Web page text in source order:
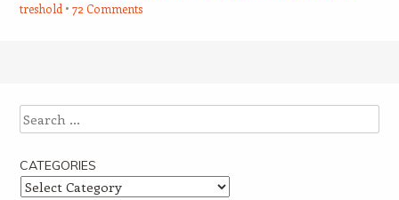
treshold
72 Comments
Search
CATEGORIES
Categories